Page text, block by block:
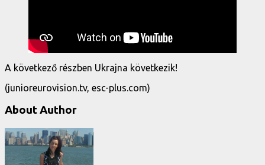
A következő részben Ukrajna következik!
(junioreurovision.tv, esc-plus.com)
About Author